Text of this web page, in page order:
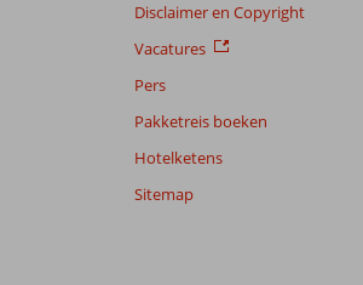
Disclaimer en Copyright
Vacatures
Pers
Pakketreis boeken
Hotelketens
Sitemap